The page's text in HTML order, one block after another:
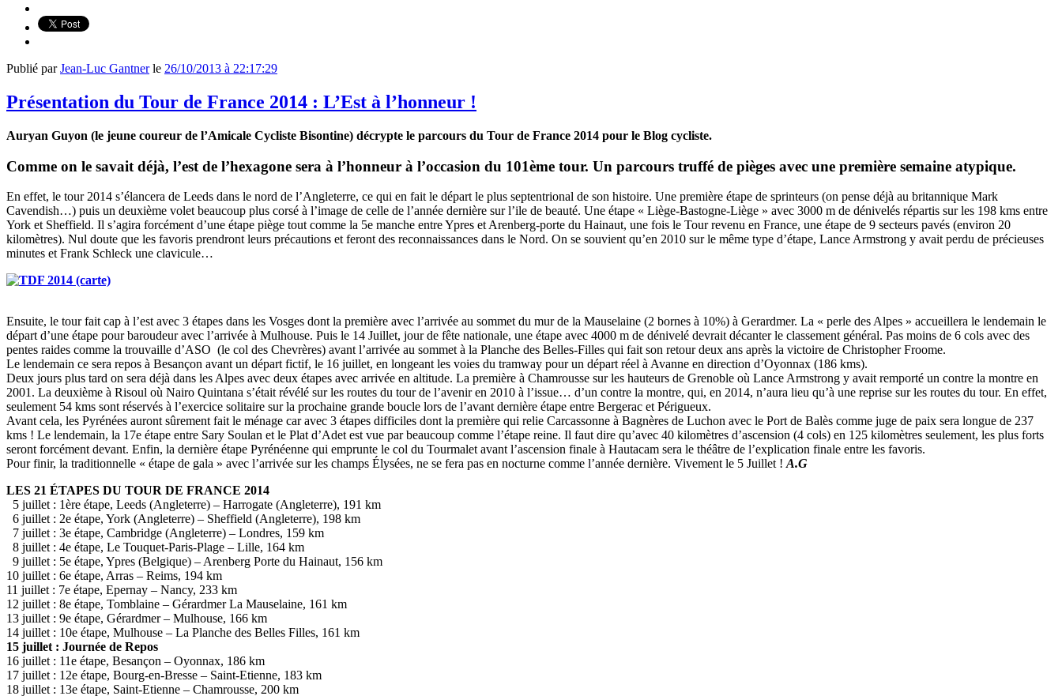
Publié parJean-Luc Gantnerle 26/10/2013 à 22:17:29
Présentation du Tour de France 2014 : L’Est à l’honneur !
Auryan Guyon (le jeune coureur de l’Amicale Cycliste Bisontine) décrypte le parcours du Tour de France 2014 pour le Blog cycliste.
Comme on le savait déjà, l’est de l’hexagone sera à l’honneur à l’occasion du 101ème tour. Un parcours truffé de pièges avec une première semaine atypique.
En effet, le tour 2014 s’élancera de Leeds dans le nord de l’Angleterre, ce qui en fait le départ le plus septentrional de son histoire. Une première étape de sprinteurs (on pense déjà au britannique Mark
Cavendish…) puis un deuxième volet beaucoup plus corsé à l’image de celle de l’année dernière sur l’ile de beauté. Une étape « Liège-Bastogne-Liège » avec 3000 m de dénivelés répartis sur les 198 kms entre
York et Sheffield. Il s’agira forcément d’une étape piège tout comme la 5e manche entre Ypres et Arenberg-porte du Hainaut, une fois le Tour revenu en France, une étape de 9 secteurs pavés (environ 20
kilomètres). Nul doute que les favoris prendront leurs précautions et feront des reconnaissances dans le Nord. On se souvient qu’en 2010 sur le même type d’étape, Lance Armstrong y avait perdu de précieuses
minutes et Frank Schleck une clavicule…
Ensuite, le tour fait cap à l’est avec 3 étapes dans les Vosges dont la première avec l’arrivée au sommet du mur de la Mauselaine (2 bornes à 10%) à Gerardmer. La « perle des Alpes » accueillera le lendemain le
départ d’une étape pour baroudeur avec l’arrivée à Mulhouse. Puis le 14 Juillet, jour de fête nationale, une étape avec 4000 m de dénivelé devrait décanter le classement général. Pas moins de 6 cols avec des
pentes raides comme la trouvaille d’ASO (le col des Chevrères) avant l’arrivée au sommet à la Planche des Belles-Filles qui fait son retour deux ans après la victoire de Christopher Froome.
Le lendemain ce sera repos à Besançon avant un départ fictif, le 16 juillet, en longeant les voies du tramway pour un départ réel à Avanne en direction d’Oyonnax (186 kms).
Deux jours plus tard on sera déjà dans les Alpes avec deux étapes avec arrivée en altitude. La première à Chamrousse sur les hauteurs de Grenoble où Lance Armstrong y avait remporté un contre la montre en
2001. La deuxième à Risoul où Nairo Quintana s’était révélé sur les routes du tour de l’avenir en 2010 à l’issue… d’un contre la montre, qui, en 2014, n’aura lieu qu’à une reprise sur les routes du tour. En effet,
seulement 54 kms sont réservés à l’exercice solitaire sur la prochaine grande boucle lors de l’avant dernière étape entre Bergerac et Périgueux.
Avant cela, les Pyrénées auront sûrement fait le ménage car avec 3 étapes difficiles dont la première qui relie Carcassonne à Bagnères de Luchon avec le Port de Balès comme juge de paix sera longue de 237
kms ! Le lendemain, la 17e étape entre Sary Soulan et le Plat d’Adet est vue par beaucoup comme l’étape reine. Il faut dire qu’avec 40 kilomètres d’ascension (4 cols) en 125 kilomètres seulement, les plus forts
seront forcément devant. Enfin, la dernière étape Pyrénéenne qui emprunte le col du Tourmalet avant l’ascension finale à Hautacam sera le théâtre de l’explication finale entre les favoris.
Pour finir, la traditionnelle « étape de gala » avec l’arrivée sur les champs Élysées, ne se fera pas en nocturne comme l’année dernière. Vivement le 5 Juillet !A.G
LES 21 ÉTAPES DU TOUR DE FRANCE 2014
5 juillet : 1ère étape, Leeds (Angleterre) – Harrogate (Angleterre), 191 km
6 juillet : 2e étape, York (Angleterre) – Sheffield (Angleterre), 198 km
7 juillet : 3e étape, Cambridge (Angleterre) – Londres, 159 km
8 juillet : 4e étape, Le Touquet-Paris-Plage – Lille, 164 km
9 juillet : 5e étape, Ypres (Belgique) – Arenberg Porte du Hainaut, 156 km
10 juillet : 6e étape, Arras – Reims, 194 km
11 juillet : 7e étape, Epernay – Nancy, 233 km
12 juillet : 8e étape, Tomblaine – Gérardmer La Mauselaine, 161 km
13 juillet : 9e étape, Gérardmer – Mulhouse, 166 km
14 juillet : 10e étape, Mulhouse – La Planche des Belles Filles, 161 km
15 juillet : Journée de Repos
16 juillet : 11e étape, Besançon – Oyonnax, 186 km
17 juillet : 12e étape, Bourg-en-Bresse – Saint-Etienne, 183 km
18 juillet : 13e étape, Saint-Etienne – Chamrousse, 200 km